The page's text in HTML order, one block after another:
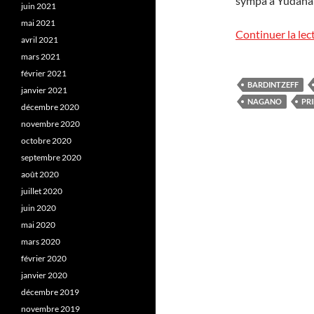
Continuer la
BARDINTZEFF
NAGANO
juin 2021
mai 2021
avril 2021
mars 2021
février 2021
janvier 2021
décembre 2020
novembre 2020
octobre 2020
septembre 2020
août 2020
juillet 2020
juin 2020
mai 2020
mars 2020
février 2020
janvier 2020
décembre 2019
novembre 2019